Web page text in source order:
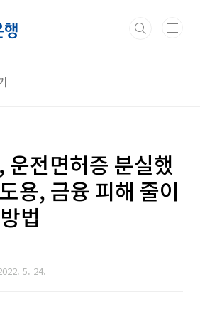
운전면허증 분실했
용, 금융 피해 줄이
법
5. 24.